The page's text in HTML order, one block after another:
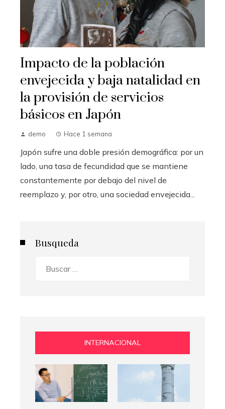
Impacto de la población
envejecida y baja natalidad en
la provisión de servicios
básicos en Japón
demo Hace 1 semana
Japón sufre una doble presión demográfica: por un
lado, una tasa de fecundidad que se mantiene
constantemente por debajo del nivel de
reemplazo y, por otro, una sociedad envejecida...
Busqueda
INTERNACIONAL